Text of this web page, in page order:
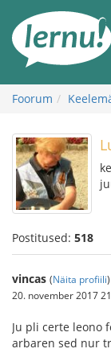
juurde
Foorum
Postitused: 518
vincas (Näita profiili)
20. november 2017
Ju pli certe leono
arbaren sed nur